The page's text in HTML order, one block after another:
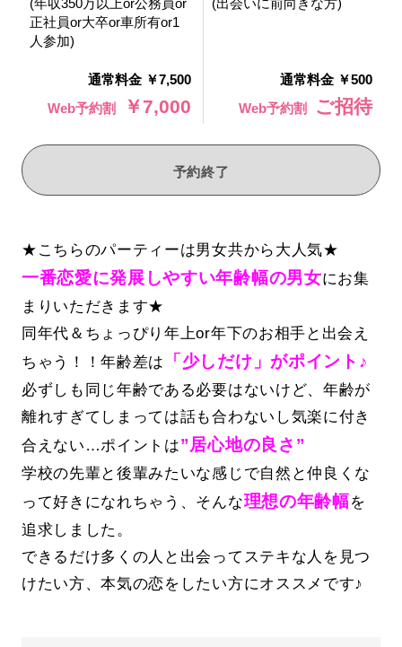
(年収350万以上or公務員or
正社員or大卒or車所有or1
人参加)
通常料金 ￥7,500
Web予約割
￥7,000
(出会いに前向きな方)
通常料金 ￥500
Web予約割
ご招待
予約終了
★こちらのパーティーは男女共から大人気★
一番恋愛に発展しやすい年齢幅の男女にお集
まりいただきます★
同年代＆ちょっぴり年上or年下のお相手と出会え
ちゃう！！年齢差は
「少しだけ」がポイント♪
必ずしも同じ年齢である必要はないけど、年齢が
離れすぎてしまっては話も合わないし気楽に付き
合えない…ポイントは”居心地の良さ”
学校の先輩と後輩みたいな感じで自然と仲良くな
って好きになれちゃう、そんな理想の年齢幅を
追求しました。
できるだけ多くの人と出会ってステキな人を見つ
けたい方、本気の恋をしたい方にオススメです♪